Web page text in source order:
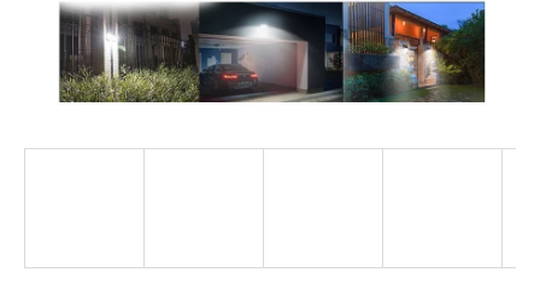
Domáce
potreby
Elektronika
deti